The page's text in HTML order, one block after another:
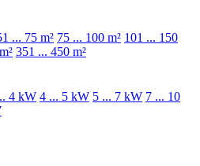
... 75 m² 75 ... 100 m² 101 ... 150
351 ... 450 m²
4 kW 4 ... 5 kW 5 ... 7 kW 7 ... 10